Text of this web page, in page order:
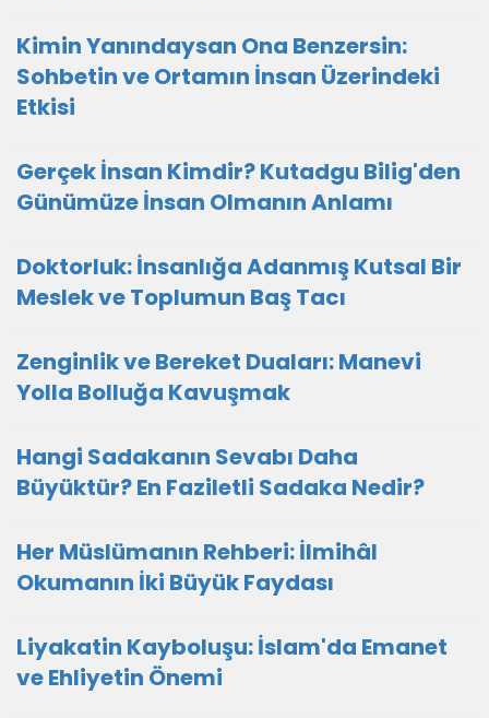
Kimin Yanındaysan Ona Benzersin:
Sohbetin ve Ortamın İnsan Üzerindeki
Etkisi
Gerçek İnsan Kimdir? Kutadgu Bilig'den
Günümüze İnsan Olmanın Anlamı
Doktorluk: İnsanlığa Adanmış Kutsal Bir
Meslek ve Toplumun Baş Tacı
Zenginlik ve Bereket Duaları: Manevi
Yolla Bolluğa Kavuşmak
Hangi Sadakanın Sevabı Daha
Büyüktür? En Faziletli Sadaka Nedir?
Her Müslümanın Rehberi: İlmihâl
Okumanın İki Büyük Faydası
Liyakatin Kayboluşu: İslam'da Emanet
ve Ehliyetin Önemi